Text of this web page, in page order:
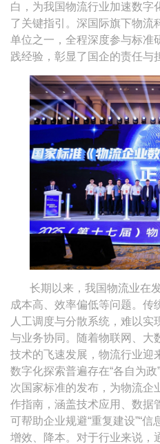
白，为我国物流行业加速数字
了关键指引。深国际旗下物流
单位之一，全程深度参与标准
践经验，彰显了国企的责任与
长期以来，我国物流业在
成本高、效率偏低等问题。传
人工调度与分散系统，难以
与业务协同。随着物联网、大
技术的飞速发展，物流行业迎
数字化探索普遍存在“各自为政
次国家标准的发布，为物流企
作指南，涵盖技术应用、数据
可帮助企业规避“重复建设”“信
增效、降本。对于行业来说，